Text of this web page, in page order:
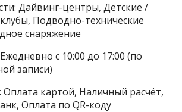
Дайвинг-центры, Детские /
Подводно-технические
снаряжение
с 10:00 до 17:00 (по
записи)
Оплата картой, Наличный расчёт,
Оплата по QR-коду